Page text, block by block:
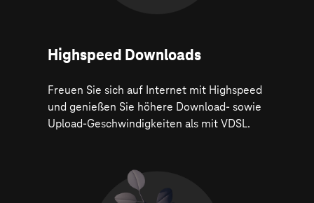
Highspeed Downloads
Freuen Sie sich auf Internet mit Highspeed
und genießen Sie höhere Download- sowie
Upload-Geschwindigkeiten als mit VDSL.